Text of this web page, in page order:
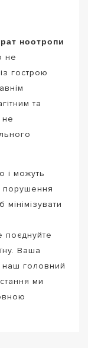
ноотропи
не
гострою
та
не
і можуть
порушення
поєднуйте
Ваша
головний
ми